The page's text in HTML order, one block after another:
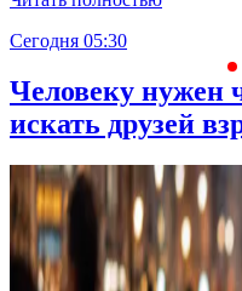
Сегодня 05:30
Человеку нужен
искать друзей